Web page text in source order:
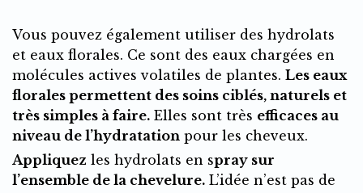
Vous pouvez également utiliser des hydrolats
et eaux florales. Ce sont des eaux chargées en
molécules actives volatiles de plantes. Les eaux
florales permettent des soins ciblés, naturels et
très simples à faire. Elles sont très efficaces au
niveau de l’hydratation pour les cheveux.
Appliquez les hydrolats en spray sur
l’ensemble de la chevelure. L’idée n’est pas de